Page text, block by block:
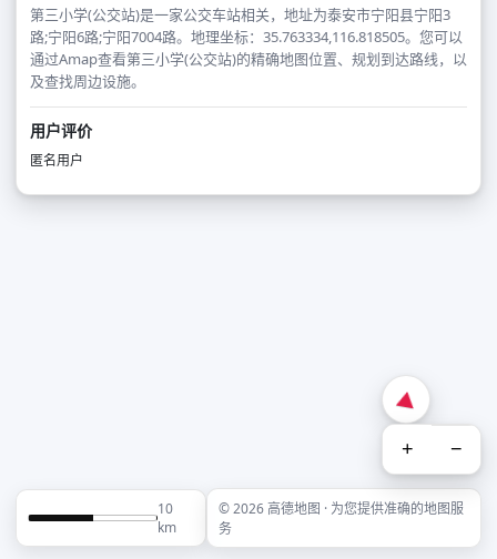
第三小学(公交站)是一家公交车站相关，地址为泰安市宁阳县宁阳3
路;宁阳6路;宁阳7004路。地理坐标：35.763334,116.818505。您可以
通过Amap查看第三小学(公交站)的精确地图位置、规划到达路线，以
及查找周边设施。
用户评价
匿名用户
+ −
10
km
© 2026 高德地图 · 为您提供准确的地图服
务